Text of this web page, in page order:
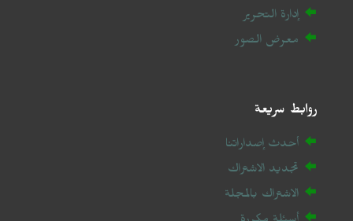
إدارة التحرير
معرض الصور
روابط سريعة
أحدث إصداراتنا
تجديد الاشتراك
الاشتراك بالمجلة